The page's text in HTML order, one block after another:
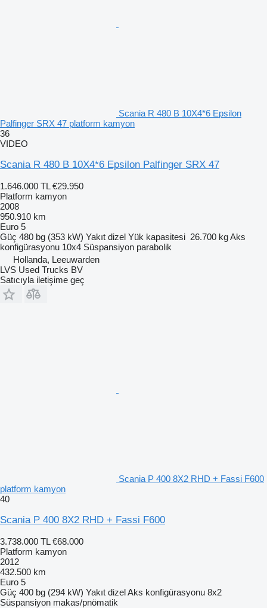
Scania R 480 B 10X4*6 Epsilon
Palfinger SRX 47 platform kamyon
36
VIDEO
Scania R 480 B 10X4*6 Epsilon Palfinger SRX 47
1.646.000 TL €29.950
Platform kamyon
2008
950.910 km
Euro 5
Güç 480 bg (353 kW) Yakıt dizel Yük kapasitesi 26.700 kgAks
konfigürasyonu 10x4 Süspansiyon parabolik
Hollanda, Leeuwarden
LVS Used Trucks BV
Satıcıyla iletişime geç
Scania P 400 8X2 RHD + Fassi F600
platform kamyon
40
Scania P 400 8X2 RHD + Fassi F600
3.738.000 TL €68.000
Platform kamyon
2012
432.500 km
Euro 5
Güç 400 bg (294 kW) Yakıt dizelAks konfigürasyonu 8x2
Süspansiyon makas/pnömatik